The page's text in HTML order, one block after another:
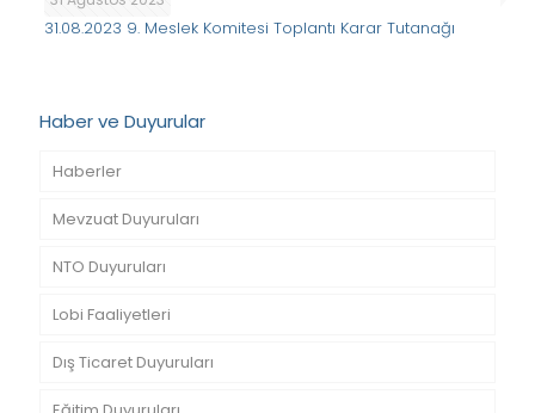
31.08.2023 9. Meslek Komitesi Toplantı Karar Tutanağı
Haber ve Duyurular
Haberler
Mevzuat Duyuruları
NTO Duyuruları
Lobi Faaliyetleri
Dış Ticaret Duyuruları